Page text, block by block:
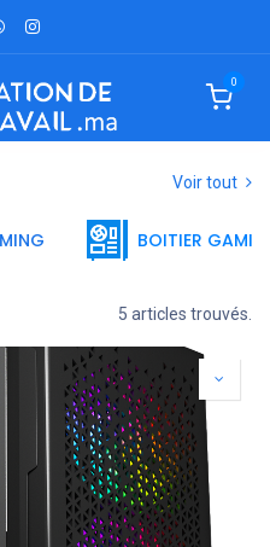
0
Voir tout
BOITIER
5 articles trouvés.